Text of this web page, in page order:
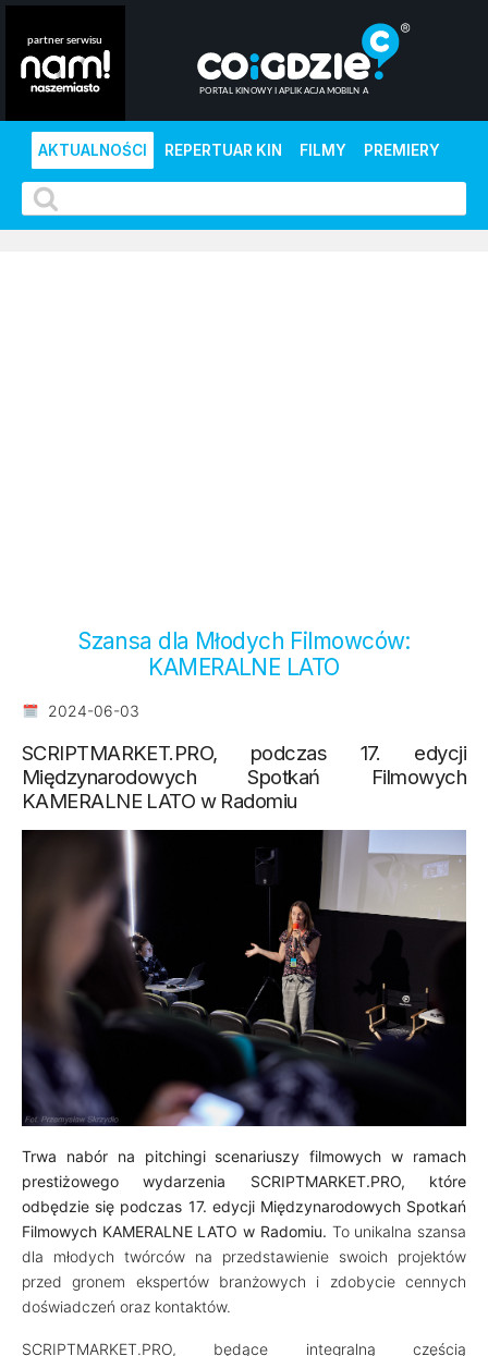
AKTUALNOŚCI REPERTUAR KIN FILMY PREMIERY
Szansa dla Młodych Filmowców:
KAMERALNE LATO
2024-06-03
SCRIPTMARKET.PRO, podczas 17. edycji
Międzynarodowych Spotkań Filmowych
KAMERALNE LATO w Radomiu
Trwa nabór na pitchingi scenariuszy filmowych w ramach
prestiżowego wydarzenia SCRIPTMARKET.PRO, które
odbędzie się podczas 17. edycji Międzynarodowych Spotkań
Filmowych KAMERALNE LATO w Radomiu. To unikalna szansa
dla młodych twórców na przedstawienie swoich projektów
przed gronem ekspertów branżowych i zdobycie cennych
doświadczeń oraz kontaktów.
SCRIPTMARKET.PRO, będące integralną częścią